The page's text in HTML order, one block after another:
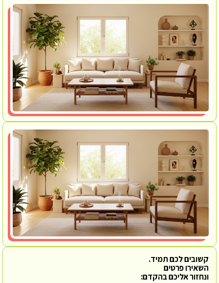
קשובים לכם תמיד.
השאירו פרטים
ונחזור אליכם בהקדם: